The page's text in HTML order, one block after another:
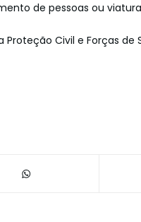
de pessoas ou
Civil e Forças de